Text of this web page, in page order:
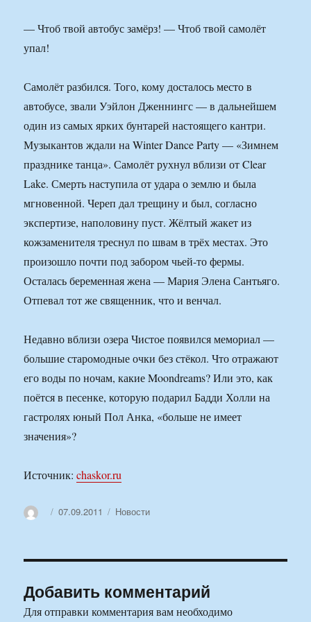
— Чтоб твой автобус замёрз! — Чтоб твой самолёт
упал!
Самолёт разбился. Того, кому досталось место в
автобусе, звали Уэйлон Дженнингс — в дальнейшем
один из самых ярких бунтарей настоящего кантри.
Музыкантов ждали на Winter Dance Party — «Зимнем
празднике танца». Самолёт рухнул вблизи от Clear
Lake. Смерть наступила от удара о землю и была
мгновенной. Череп дал трещину и был, согласно
экспертизе, наполовину пуст. Жёлтый жакет из
кожзаменителя треснул по швам в трёх местах. Это
произошло почти под забором чьей-то фермы.
Осталась беременная жена — Мария Элена Сантьяго.
Отпевал тот же священник, что и венчал.
Недавно вблизи озера Чистое появился мемориал —
большие старомодные очки без стёкол. Что отражают
его воды по ночам, какие Moondreams? Или это, как
поётся в песенке, которую подарил Бадди Холли на
гастролях юный Пол Анка, «больше не имеет
значения»?
Источник:chaskor.ru
АвторОпубликовано
07.09.2011 Рубрики
Новости
Добавить комментарий
Для отправки комментария вам необходимо